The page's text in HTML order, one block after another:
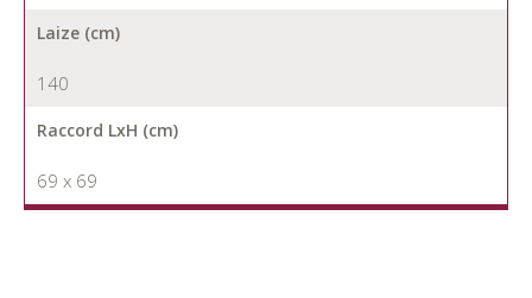
Laize (cm)
140
Raccord LxH (cm)
69 x 69